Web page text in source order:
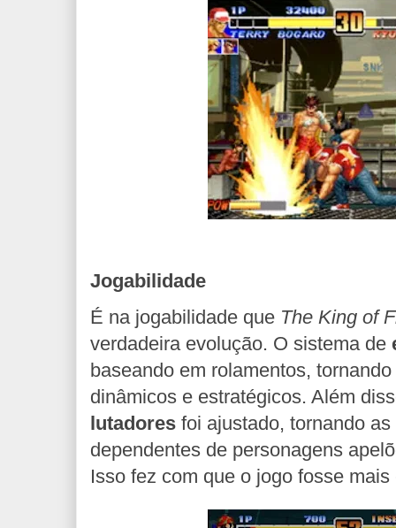
Jogabilidade
É na jogabilidade que The King of
verdadeira evolução. O sistema de
baseando em rolamentos,
dinâmicos e estratégicos. Além
lutadores foi ajustado, tornando
dependentes de personagens
Isso fez com que o jogo fosse